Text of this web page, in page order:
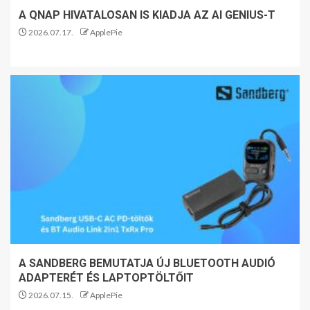
A QNAP HIVATALOSAN IS KIADJA AZ AI GENIUS-T
2026.07.17. ApplePie
A SANDBERG BEMUTATJA ÚJ BLUETOOTH AUDIÓ
ADAPTERÉT ÉS LAPTOPTÖLTŐIT
2026.07.15. ApplePie